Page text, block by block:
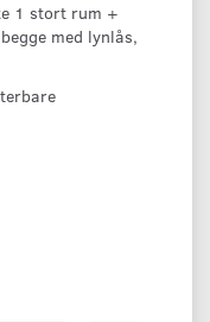
1 stort rum +
med lynlås,